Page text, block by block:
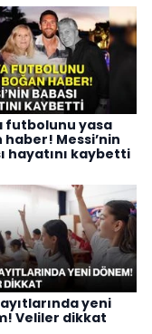
futbolunu yasa
haber! Messi’nin
hayatını kaybetti
yeni
Veliler dikkat